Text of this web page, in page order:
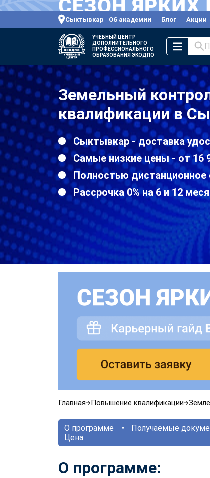
Сыктывкар Об академии Блог Акции
УЧЕБНЫЙ ЦЕНТР
ДОПОЛНИТЕЛЬНОГО
ПРОФЕССИОНАЛЬНОГО
ОБРАЗОВАНИЯ ЭКОДПО
Земельный
квалификации в
Сыктывкар - доставка
Самые низкие цены - от 16
Полностью дистанционное
Рассрочка 0% на 6 и 12
Главная Повышение квалификации
О программе Получаемые
Цена
О программе: